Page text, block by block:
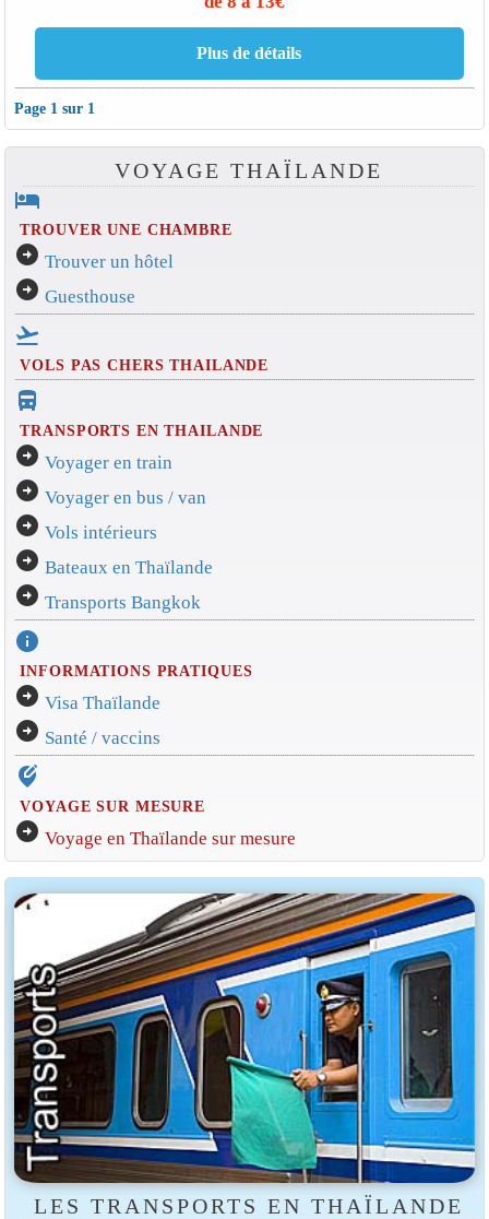
Page 1 sur 1
VOYAGE THAÏLANDE
hotel
TROUVER UNE CHAMBRE
arrow_circle_right Trouver un hôtel
arrow_circle_right Guesthouse
flight_takeoff
VOLS PAS CHERS THAILANDE
directions_bus_filled
TRANSPORTS EN THAILANDE
arrow_circle_right Voyager en train
arrow_circle_right Voyager en bus / van
arrow_circle_right Vols intérieurs
arrow_circle_right Bateaux en Thaïlande
arrow_circle_right Transports Bangkok
info
INFORMATIONS PRATIQUES
arrow_circle_right Visa Thaïlande
arrow_circle_right Santé / vaccins
edit_location_alt
VOYAGE SUR MESURE
arrow_circle_right Voyage en Thaïlande sur mesure
LES TRANSPORTS EN THAÏLANDE